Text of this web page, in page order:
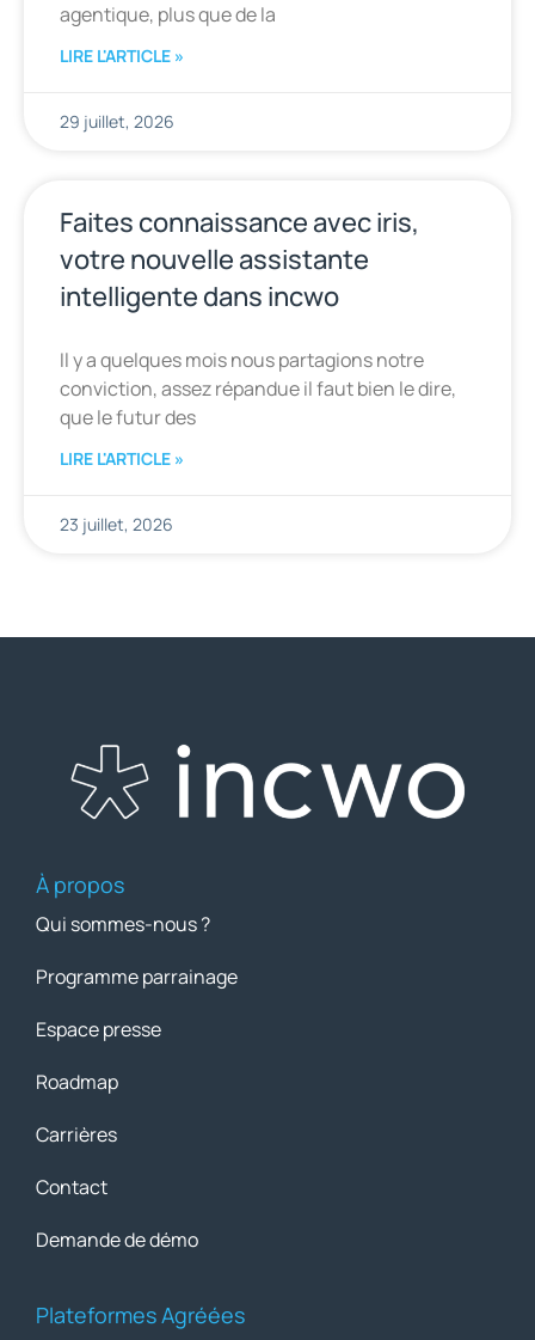
agentique, plus que de la
LIRE L'ARTICLE »
29 juillet, 2026
Faites connaissance avec iris,
votre nouvelle assistante
intelligente dans incwo
Il y a quelques mois nous partagions notre
conviction, assez répandue il faut bien le dire,
que le futur des
LIRE L'ARTICLE »
23 juillet, 2026
À propos
Qui sommes-nous ?
Programme parrainage
Espace presse
Roadmap
Carrières
Contact
Demande de démo
Plateformes Agréées